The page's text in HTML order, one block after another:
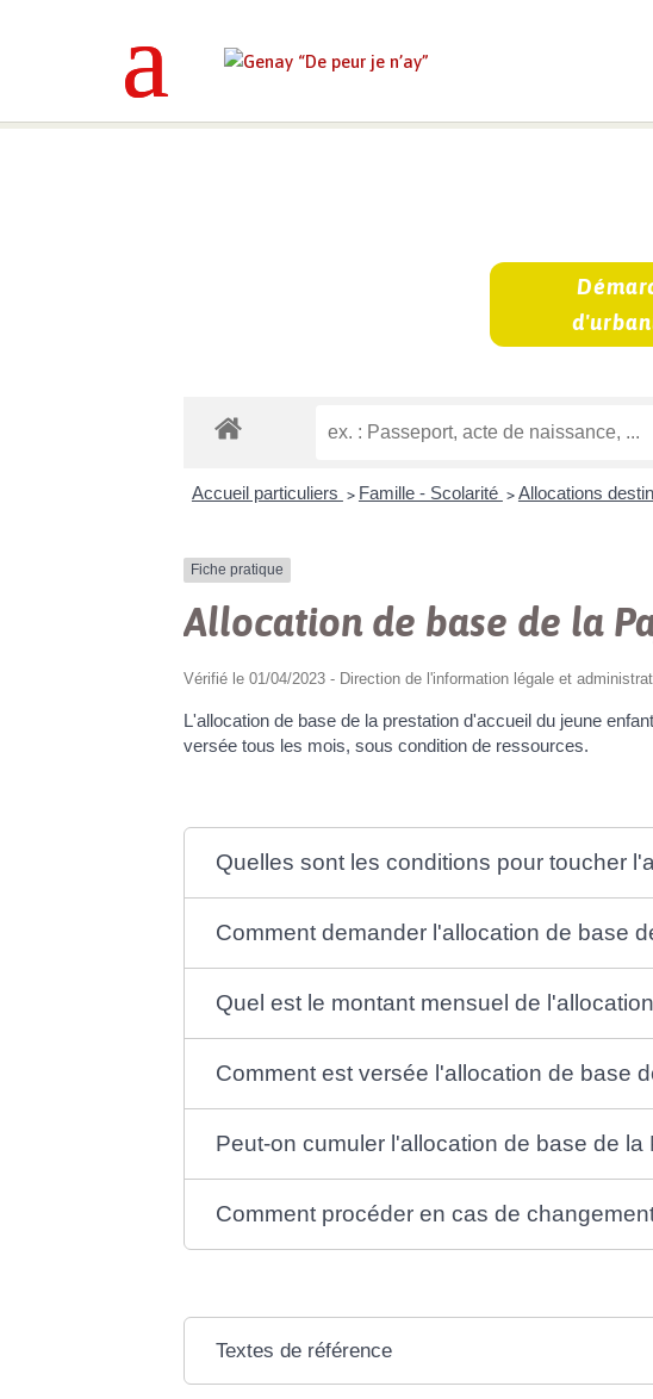
Accueil particuliers > Famille - Scolarité > Allocations
Fiche pratique
Allocation de base de la
Vérifié le 01/04/2023 - Direction de l'information légale et
L'allocation de base de la prestation d'accueil du jeune
versée tous les mois, sous condition de ressources.
Quelles sont les conditions pour toucher
Comment demander l'allocation de base
Quel est le montant mensuel de
Comment est versée l'allocation de base
Peut-on cumuler l'allocation de base de
Comment procéder en cas de
Textes de référence